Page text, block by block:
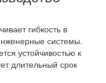
гибкость в
системы.
устойчивостью к
длительный срок